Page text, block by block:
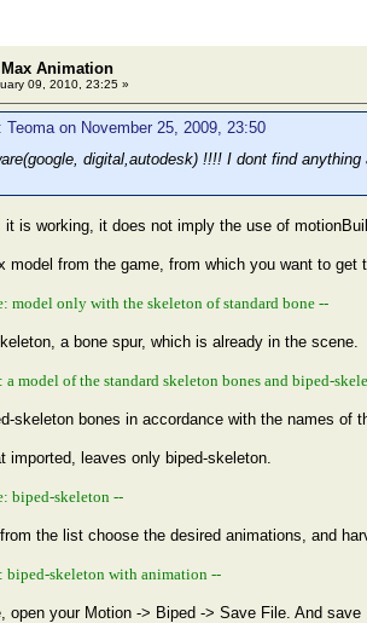
Animation
09, 2010, 23:25 »
Teoma on November 25, 2009, 23:50
digital,autodesk) !!!! I dont find anything
is working, it does not imply the use of
model from the game, from which you want to get
model only with the skeleton of standard bone --
a bone spur, which is already in the scene.
a model of the standard skeleton bones and biped-
skeleton bones in accordance with the names of
imported, leaves only biped-skeleton.
biped-skeleton --
the list choose the desired animations, and
biped-skeleton with animation --
open your Motion -> Biped -> Save File. And save